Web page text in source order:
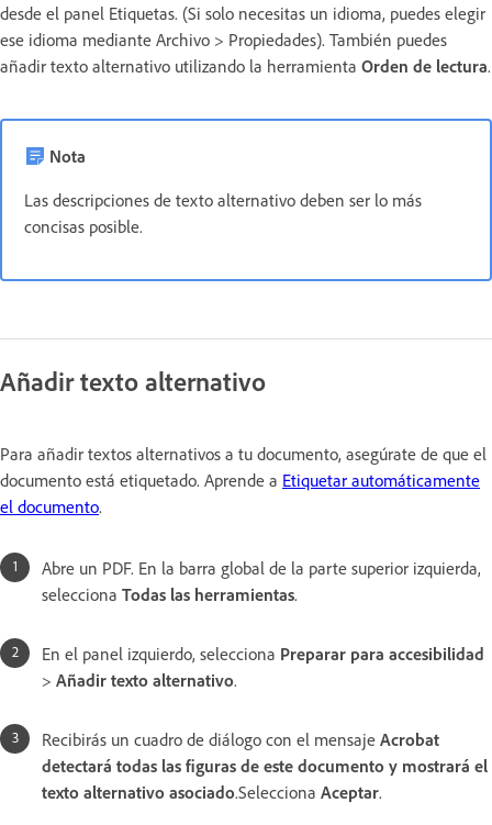
desde el panel Etiquetas. (Si solo necesitas un idioma, puedes elegir
ese idioma mediante Archivo > Propiedades). También puedes
añadir texto alternativo utilizando la herramienta Orden de lectura.
Nota
Las descripciones de texto alternativo deben ser lo más
concisas posible.
Añadir texto alternativo
Para añadir textos alternativos a tu documento, asegúrate de que el
documento está etiquetado. Aprende a Etiquetar automáticamente
el documento.
Abre un PDF. En la barra global de la parte superior izquierda,
selecciona Todas las herramientas.
En el panel izquierdo, selecciona Preparar para accesibilidad
> Añadir texto alternativo.
Recibirás un cuadro de diálogo con el mensaje Acrobat
detectará todas las figuras de este documento y mostrará el
texto alternativo asociado.Selecciona Aceptar.